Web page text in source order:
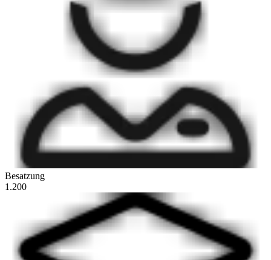
Besatzung
1.200